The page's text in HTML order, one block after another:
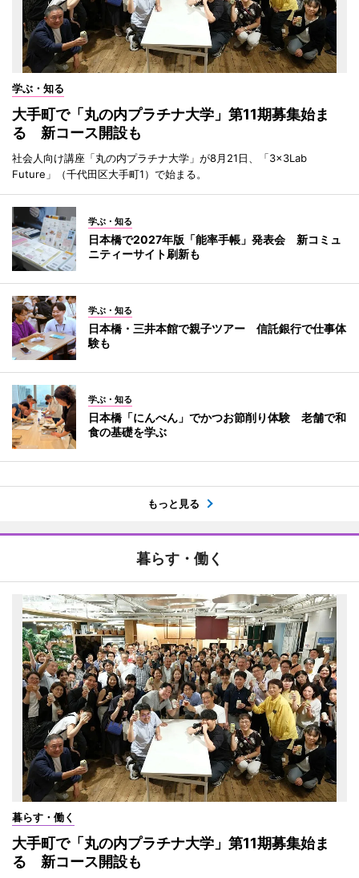
学ぶ・知る
大手町で「丸の内プラチナ大学」第11期募集始ま
る 新コース開設も
社会人向け講座「丸の内プラチナ大学」が8月21日、「3×3Lab
Future」（千代田区大手町1）で始まる。
学ぶ・知る
日本橋で2027年版「能率手帳」発表会 新コミュ
ニティーサイト刷新も
学ぶ・知る
日本橋・三井本館で親子ツアー 信託銀行で仕事体
験も
学ぶ・知る
日本橋「にんべん」でかつお節削り体験 老舗で和
食の基礎を学ぶ
もっと見る
暮らす・働く
暮らす・働く
大手町で「丸の内プラチナ大学」第11期募集始ま
る 新コース開設も